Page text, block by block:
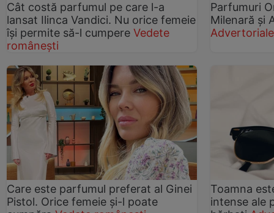
Cât costă parfumul pe care l-a
lansat Ilinca Vandici. Nu orice femeie
își permite să-l cumpere Vedete
românești
Parfumuri
Milenară și
Advertoriale
Care este parfumul preferat al Ginei
Pistol. Orice femeie și-l poate
Toamna
intense ale